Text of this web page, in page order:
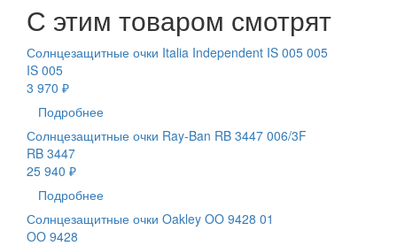
С этим товаром смотрят
Солнцезащитные очки Italia Independent IS 005 005
IS 005
3 970 ₽
Подробнее
Солнцезащитные очки Ray-Ban RB 3447 006/3F
RB 3447
25 940 ₽
Подробнее
Солнцезащитные очки Oakley OO 9428 01
OO 9428